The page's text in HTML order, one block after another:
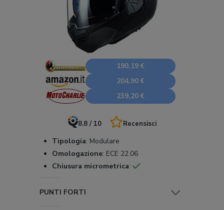
190,19 €
204,90 €
239,20 €
8.8 / 10 Recensisci
Tipologia: Modulare
Omologazione: ECE 22.06
Chiusura micrometrica:
PUNTI FORTI